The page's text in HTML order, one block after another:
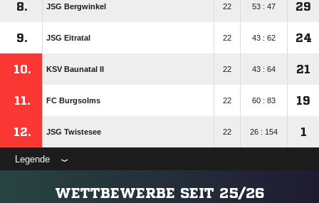
8. JSG Bergwinkel 22 53 : 47 29
9. JSG Eitratal 22 43 : 62 24
10. KSV Baunatal II 22 43 : 64 21
11. FC Burgsolms 22 60 : 83 19
12. JSG Twistesee 22 26 : 154 1
Legende
WETTBEWERBE SEIT 25/26